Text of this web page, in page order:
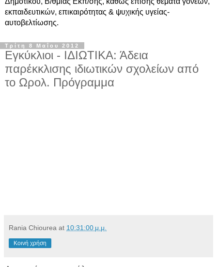
εκπαιδευτικών, επικαιρότητας & ψυχικής υγείας-
αυτοβελτίωσης.
Τρίτη 8 Μαΐου 2012
Εγκύκλιοι - ΙΔΙΩΤΙΚΑ: Άδεια
παρέκκλισης ιδιωτικών σχολείων από
το Ωρολ. Πρόγραμμα
Rania Chiourea at 10:31:00 μ.μ.
Κοινή χρήση